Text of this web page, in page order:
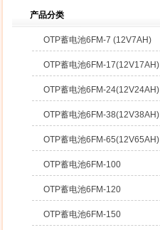
产品分类
OTP蓄电池6FM-7 (12V7AH)
OTP蓄电池6FM-17(12V17AH)
OTP蓄电池6FM-24(12V24AH)
OTP蓄电池6FM-38(12V38AH)
OTP蓄电池6FM-65(12V65AH)
OTP蓄电池6FM-100
OTP蓄电池6FM-120
OTP蓄电池6FM-150